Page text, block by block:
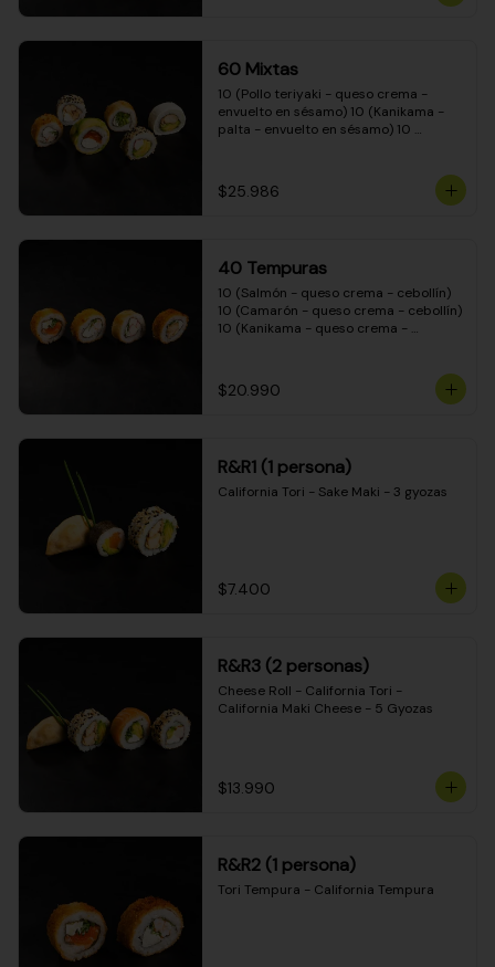
(Pimentón - queso crema - cebollín -
envuelto en masa tempura)
60 Mixtas
10 (Pollo teriyaki - queso crema -
envuelto en sésamo) 10 (Kanikama -
palta - envuelto en sésamo) 10
envuelto en queso crema) 10
(Camarón - queso crema - cebollín -
$25.986
40 Tempuras
10 (Salmón - queso crema - cebollín)
10 (Camarón - queso crema - cebollín)
10 (Kanikama - queso crema -
$20.990
R&R1 (1 persona)
California Tori - Sake Maki - 3 gyozas
$7.400
R&R3 (2 personas)
Cheese Roll - California Tori -
California Maki Cheese - 5 Gyozas
$13.990
R&R2 (1 persona)
Tori Tempura - California Tempura